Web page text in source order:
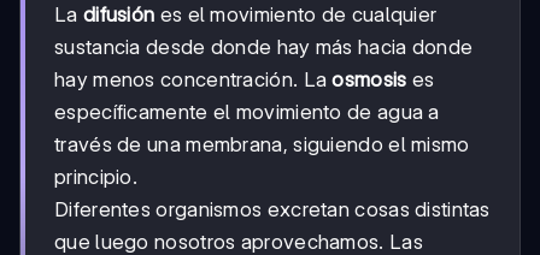
La difusión es el movimiento de cualquier
sustancia desde donde hay más hacia donde
hay menos concentración. Laosmosis es
específicamente el movimiento de agua a
través de una membrana, siguiendo el mismo
principio.
Diferentes organismos excretan cosas distintas
que luego nosotros aprovechamos. Las